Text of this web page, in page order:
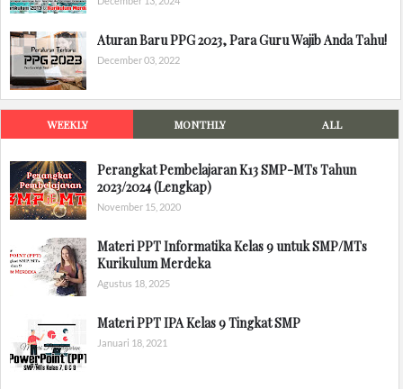
Aturan Baru PPG 2023, Para Guru Wajib Anda Tahu!
December 03, 2022
WEEKLY MONTHLY ALL
Perangkat Pembelajaran K13 SMP-MTs Tahun
2023/2024 (Lengkap)
November 15, 2020
Materi PPT Informatika Kelas 9 untuk SMP/MTs
Kurikulum Merdeka
Agustus 18, 2025
Materi PPT IPA Kelas 9 Tingkat SMP
Januari 18, 2021